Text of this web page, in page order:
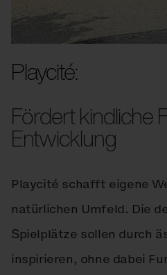
Playcité:
Fördert kindliche
Entwicklung
Playcité schafft eigene
natürlichen Umfeld. Die
Spielplätze sollen durch
inspirieren, ohne dabei